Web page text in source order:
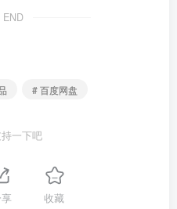
END
# 百度网盘
一下吧
收藏